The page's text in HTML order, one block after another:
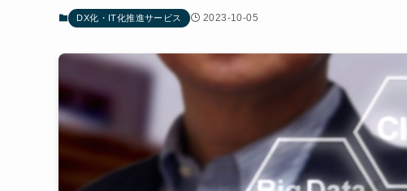
DX化・IT化推進サービス 2023-10-05